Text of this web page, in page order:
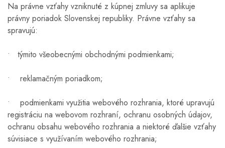
Na právne vzťahy vzniknuté z kúpnej zmluvy sa aplikuje
právny poriadok Slovenskej republiky. Právne vzťahy sa
spravujú:
• týmito všeobecnými obchodnými podmienkami;
• reklamačným poriadkom;
• podmienkami využitia webového rozhrania, ktoré upravujú
registráciu na webovom rozhraní, ochranu osobných údajov,
ochranu obsahu webového rozhrania a niektoré ďalšie vzťahy
súvisiace s využívaním webového rozhrania;